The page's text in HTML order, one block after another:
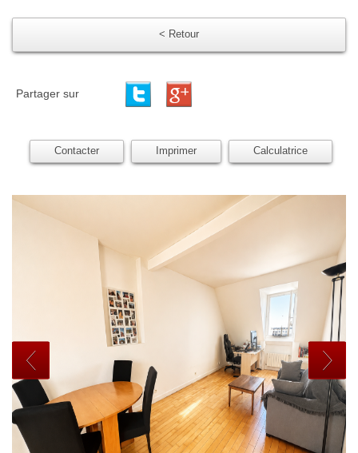
< Retour
Partager sur
Contacter Imprimer Calculatrice